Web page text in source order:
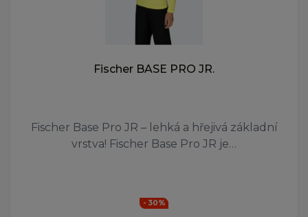
Fischer BASE PRO JR.
Fischer Base Pro JR – lehká a hřejivá základní
vrstva! Fischer Base Pro JR je…
- 30%